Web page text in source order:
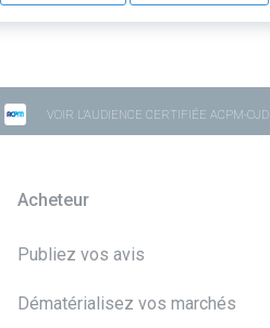
VOIR L'AUDIENCE CERTIFIÉE ACPM-OJD
Acheteur
Publiez vos avis
Dématérialisez vos marchés